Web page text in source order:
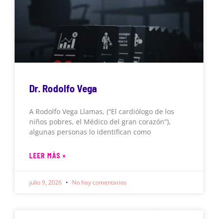
Dr. Rodolfo Vega
A Rodolfo Vega Llamas, (“El cardiólogo de los
niños pobres, el Médico del gran corazón”),
algunas personas lo identifican como
LEER MÁS »
julio 9, 2026 No hay comentarios